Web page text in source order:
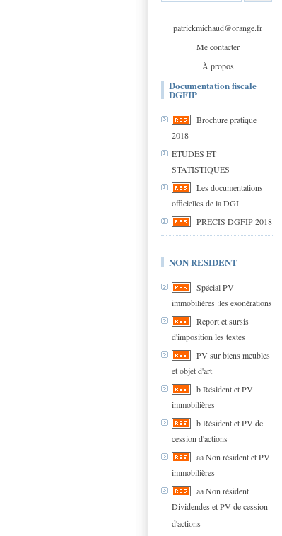
patrickmichaud@orange.fr
Me contacter
À propos
Documentation fiscale
DGFIP
Brochure pratique
2018
ETUDES ET
STATISTIQUES
Les documentations
officielles de la DGI
PRECIS DGFIP 2018
NON RESIDENT
Spécial PV
immobilières :les exonérations
Report et sursis
d'imposition les textes
PV sur biens meubles
et objet d'art
b Résident et PV
immobilières
b Résident et PV de
cession d'actions
aa Non résident et PV
immobilières
aa Non résident
Dividendes et PV de cession
d'actions